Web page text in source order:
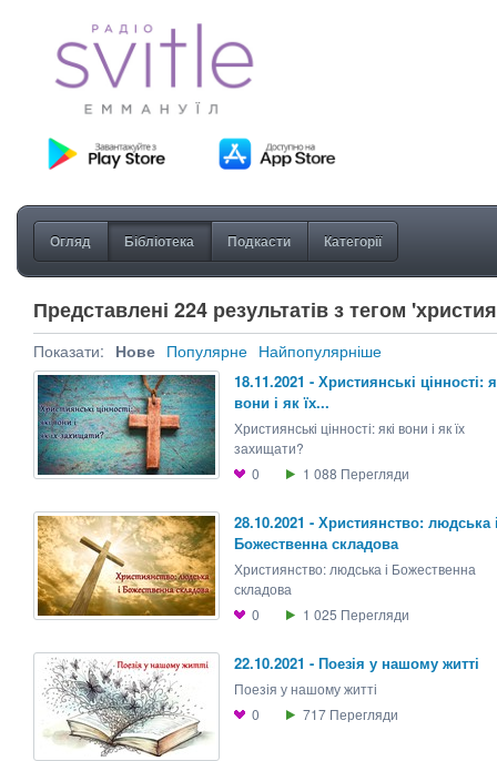
Огляд Бібліотека Подкасти Категорії
Представлені 224 результатів з тегом
Показати: Нове Популярне Найпопулярніше
18.11.2021 - Християнські цінності:
вони і як їх...
Християнські цінності: які вони і як їх
захищати?
0
1 088 Перегляди
28.10.2021 - Християнство: людська
Божественна складова
Християнство: людська і Божественна
складова
0
1 025 Перегляди
22.10.2021 - Поезія у нашому житті
Поезія у нашому житті
0
717 Перегляди